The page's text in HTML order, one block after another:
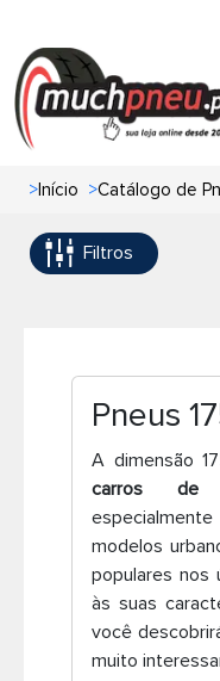
Início
Pneus
Pneus 4x4
Pneus de Van
Pneus de caminhão
Oficinas de Pneus
Contato
>Início >Catálogo de
Filtros
Pneus
A dimensão
carros de
modelos
populares nos
às suas
você
muito